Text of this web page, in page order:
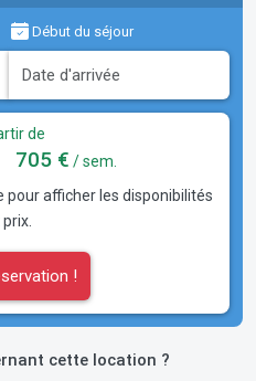
Début du séjour
de
705 € / sem.
pour afficher les disponibilités
!
cette location ?